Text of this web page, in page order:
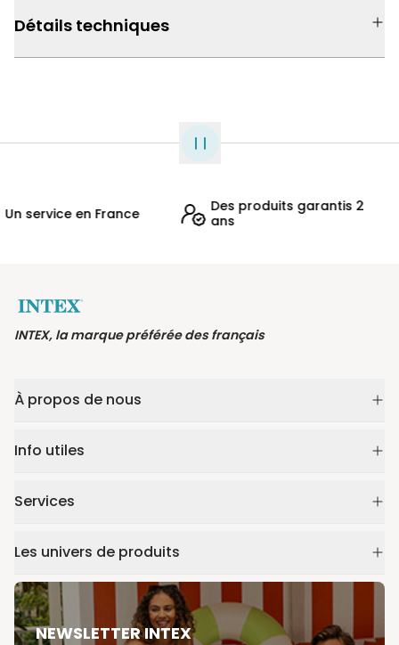
Détails techniques
service en France
Des produits garantis 2
ans
INTEX, la marque préférée des français
À propos de nous
Info utiles
Services
Les univers de produits
NEWSLETTER INTEX